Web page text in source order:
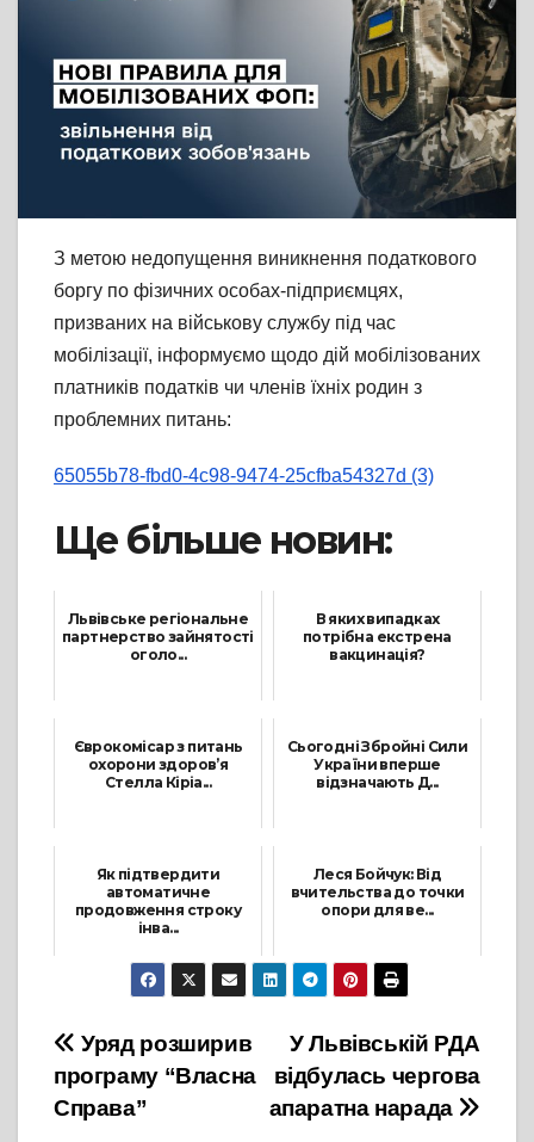
З метою недопущення виникнення податкового
боргу по фізичних особах-підприємцях,
призваних на військову службу під час
мобілізації, інформуємо щодо дій мобілізованих
платників податків чи членів їхніх родин з
проблемних питань:
65055b78-fbd0-4c98-9474-25cfba54327d (3)
Ще більше новин:
Львівське регіональне
партнерство зайнятості
оголо...
В яких випадках
потрібна екстрена
вакцинація?
Єврокомісар з питань
охорони здоров’я
Стелла Кіріа...
Сьогодні Збройні Сили
України вперше
відзначають Д...
Як підтвердити
автоматичне
продовження строку
інва...
11 Лютого, 2025
Леся Бойчук: Від
вчительства до точки
опори для ве...
15 Квітня, 2026
Навігація
записів
У Львівській РДА
відбулась чергова
апаратна нарада
Уряд розширив
програму “Власна
Справа”